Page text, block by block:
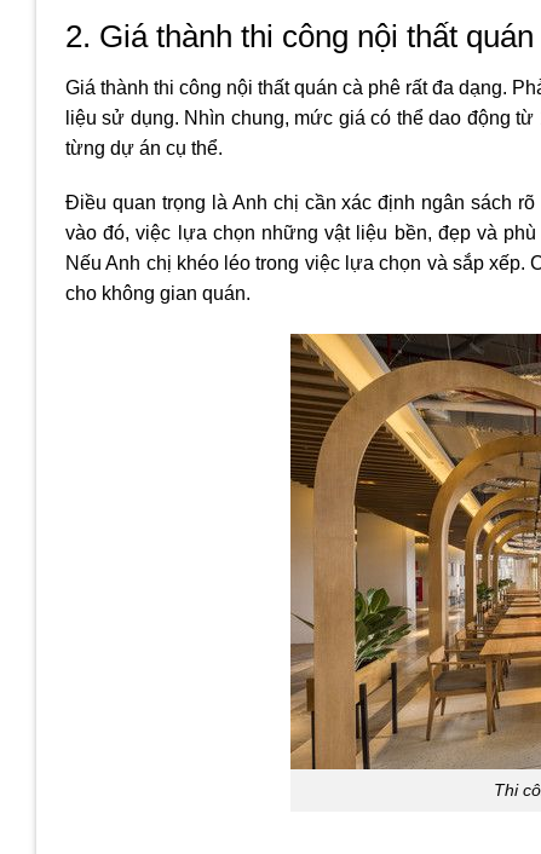
2. Giá thành thi công nội thất quán
Giá thành thi công nội thất quán cà phê rất đa dạng.
liệu sử dụng. Nhìn chung, mức giá có thể dao động
từng dự án cụ thể.
Điều quan trọng là Anh chị cần xác định ngân sách
vào đó, việc lựa chọn những vật liệu bền, đẹp và
Nếu Anh chị khéo léo trong việc lựa chọn và sắp
cho không gian quán.
Thi